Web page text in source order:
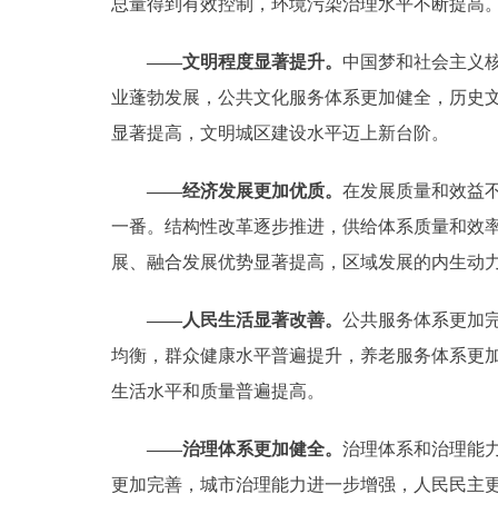
总量得到有效控制，环境污染治理水平不断提高
——文明程度显著提升。 中国梦和社会主义
业蓬勃发展，公共文化服务体系更加健全，历史
显著提高，文明城区建设水平迈上新台阶。
——经济发展更加优质。 在发展质量和效益
一番。结构性改革逐步推进，供给体系质量和效
展、融合发展优势显著提高，区域发展的内生动
——人民生活显著改善。 公共服务体系更加
均衡，群众健康水平普遍提升，养老服务体系更
生活水平和质量普遍提高。
——治理体系更加健全。 治理体系和治理能
更加完善，城市治理能力进一步增强，人民民主